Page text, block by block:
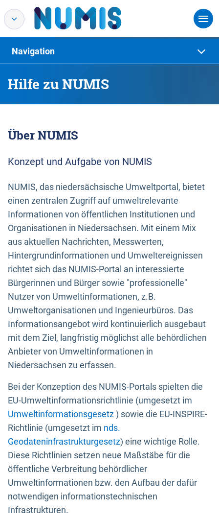
Hilfe zu NUMIS
Navigation
Über NUMIS
Konzept und Aufgabe von NUMIS
NUMIS, das niedersächsische Umweltportal, bietet
einen zentralen Zugriff auf umweltrelevante
Informationen von öffentlichen Institutionen und
Organisationen in Niedersachsen. Mit einem Mix
aus aktuellen Nachrichten, Messwerten,
Hintergrundinformationen und Umweltereignissen
richtet sich das NUMIS-Portal an interessierte
Bürgerinnen und Bürger sowie "professionelle"
Nutzer von Umweltinformationen, z.B.
Umweltorganisationen und Ingenieurbüros. Das
Informationsangebot wird kontinuierlich ausgebaut
mit dem Ziel, langfristig möglichst alle behördlichen
Anbieter von Umweltinformationen in
Niedersachsen zu erfassen.
Bei der Konzeption des NUMIS-Portals spielten die
EU-Umweltinformationsrichtlinie (umgesetzt im
Umweltinformationsgesetz) sowie die EU-INSPIRE-
Richtlinie (umgesetzt im nds.
Geodateninfrastrukturgesetz) eine wichtige Rolle.
Diese Richtlinien setzen neue Maßstäbe für die
öffentliche Verbreitung behördlicher
Umweltinformationen bzw. den Aufbau der dafür
notwendigen informationstechnischen
Infrastrukturen.